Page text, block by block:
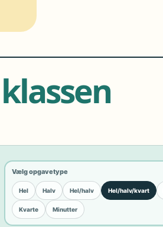
Vælg opgavetype
Hel Halv Hel/halv Hel/halv/kvart
Kvarte Minutter